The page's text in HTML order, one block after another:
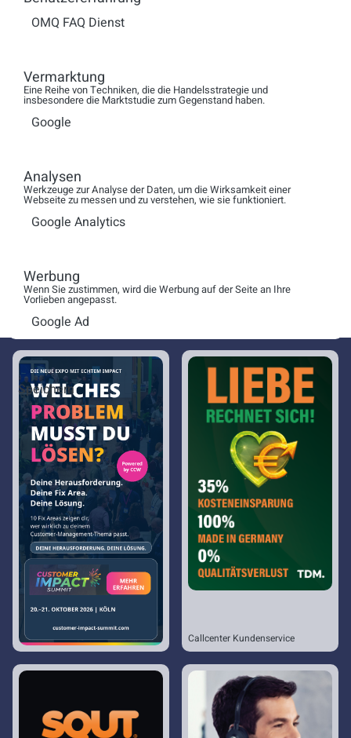
Über die be.connected. GmbH:
Veranstaltungsagentur, in der sich die langjährige
Erfahrung und qualifiziertes berufliches Know-how ihrer
drei Gründer bündelt. be.connected. vereinigt alle
Bausteine des klassischen Eventmanagements in einem
Klausurtagungen über die Event-Moderation bis zur
Durchführung hochkarätiger Kultur- und Branchenevents.
be.connected. ist außerdem Veranstalter der
24. September 2010 im Forum der Messe Frankfurt.
Callcenter Kundenservice
OMQ FAQ Dienst
Vermarktung
Eine Reihe von Techniken, die die Handelsstrategie und
insbesondere die Marktstudie zum Gegenstand haben.
Google
Analysen
Werkzeuge zur Analyse der Daten, um die Wirksamkeit einer
Webseite zu messen und zu verstehen, wie sie funktioniert.
Google Analytics
Werbung
Wenn Sie zustimmen, wird die Werbung auf der Seite an Ihre
Vorlieben angepasst.
Google Ad
Speichern